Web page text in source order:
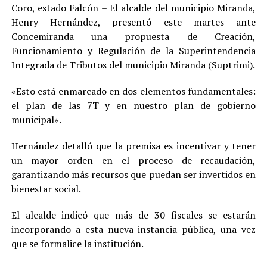
Coro, estado Falcón – El alcalde del municipio Miranda,
Henry Hernández, presentó este martes ante
Concemiranda una propuesta de Creación,
Funcionamiento y Regulación de la Superintendencia
Integrada de Tributos del municipio Miranda (Suptrimi).
«Esto está enmarcado en dos elementos fundamentales:
el plan de las 7T y en nuestro plan de gobierno
municipal».
Hernández detalló que la premisa es incentivar y tener
un mayor orden en el proceso de recaudación,
garantizando más recursos que puedan ser invertidos en
bienestar social.
El alcalde indicó que más de 30 fiscales se estarán
incorporando a esta nueva instancia pública, una vez
que se formalice la institución.